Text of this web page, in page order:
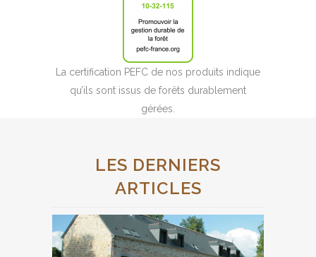
La certification PEFC de nos produits indique
qu’ils sont issus de forêts durablement
gérées.
LES DERNIERS
ARTICLES